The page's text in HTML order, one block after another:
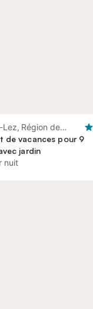
Lez, Région de
de vacances pour 9
jardin
nuit